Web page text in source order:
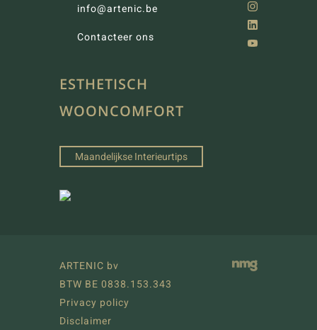
info@artenic.be
Contacteer ons
ESTHETISCH
WOONCOMFORT
Maandelijkse Interieurtips
ARTENIC bv
BTW BE 0838.153.343
Privacy policy
Disclaimer